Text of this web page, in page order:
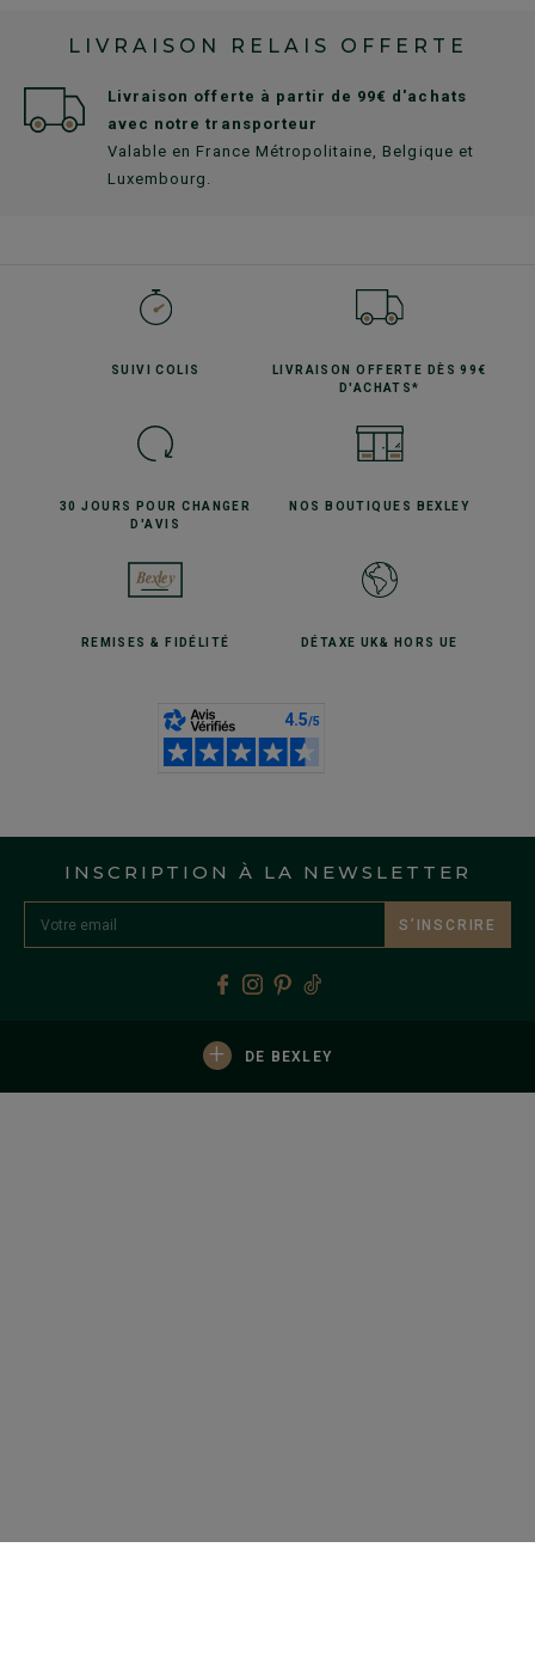
LIVRAISON RELAIS OFFERTE
Livraison offerte à partir de 99€ d'achats
avec notre transporteur
Valable en France Métropolitaine, Belgique et
Luxembourg.
SUIVICOLIS LIVRAISON OFFERTE
DÈS 99€
D'ACHATS*
30 JOURS POURCHANGER
D'AVIS
NOS BOUTIQUES BEXLEY
REMISES& FIDÉLITÉ DÉTAXE UK& HORS UE
INSCRIPTION À LA NEWSLETTER
S’INSCRIRE
+ DE BEXLEY